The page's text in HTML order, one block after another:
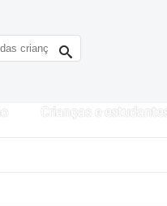
Crianças e estudantes